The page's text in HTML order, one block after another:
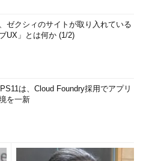
ゼクシィのサイトが取り入れている
UX」とは何か (1/2)
は、Cloud Foundry採用でアプリ
を一新